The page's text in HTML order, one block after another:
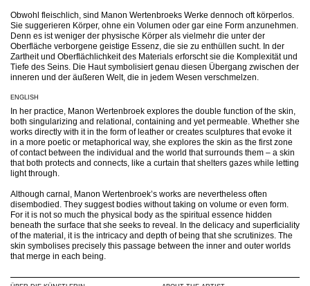
Obwohl fleischlich, sind Manon Wertenbroeks Werke dennoch oft körperlos.
Sie suggerieren Körper, ohne ein Volumen oder gar eine Form anzunehmen.
Denn es ist weniger der physische Körper als vielmehr die unter der
Oberfläche verborgene geistige Essenz, die sie zu enthüllen sucht. In der
Zartheit und Oberflächlichkeit des Materials erforscht sie die Komplexität und
Tiefe des Seins. Die Haut symbolisiert genau diesen Übergang zwischen der
inneren und der äußeren Welt, die in jedem Wesen verschmelzen.
ENGLISH
In her practice, Manon Wertenbroek explores the double function of the skin,
both singularizing and relational, containing and yet permeable. Whether she
works directly with it in the form of leather or creates sculptures that evoke it
in a more poetic or metaphorical way, she explores the skin as the first zone
of contact between the individual and the world that surrounds them – a skin
that both protects and connects, like a curtain that shelters gazes while letting
light through.
Although carnal, Manon Wertenbroek’s works are nevertheless often
disembodied. They suggest bodies without taking on volume or even form.
For it is not so much the physical body as the spiritual essence hidden
beneath the surface that she seeks to reveal. In the delicacy and superficiality
of the material, it is the intricacy and depth of being that she scrutinizes. The
skin symbolises precisely this passage between the inner and outer worlds
that merge in each being.